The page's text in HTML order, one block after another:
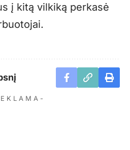
į kitą vilkiką perkasė
K L A M A -